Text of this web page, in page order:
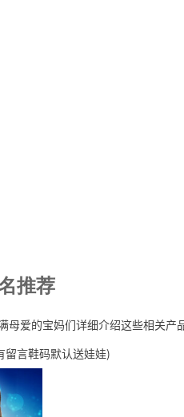
推荐
爱的宝妈们详细介绍这些相关产
留言鞋码默认送娃娃)